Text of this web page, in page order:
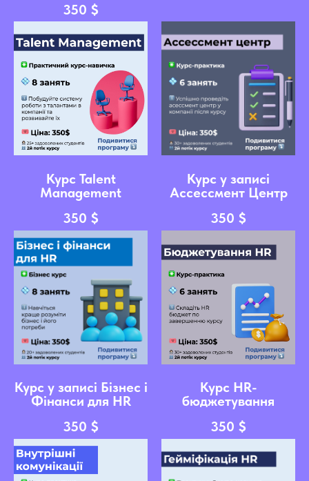
350 $
Курс Talent
Management
350 $
Курс у записі
Ассессмент Центр
350 $
Курс у записі Бізнес і
Фінанси для HR
350 $
Курс HR-
бюджетування
350 $